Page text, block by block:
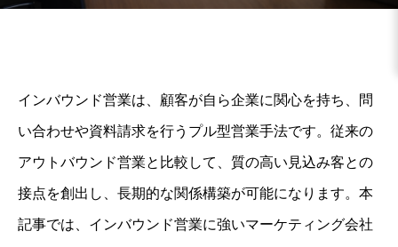
インバウンド営業は、顧客が自ら企業に関心を持ち、問
い合わせや資料請求を行うプル型営業手法です。従来の
アウトバウンド営業と比較して、質の高い見込み客との
接点を創出し、長期的な関係構築が可能になります。本
記事では、インバウンド営業に強いマーケティング会社